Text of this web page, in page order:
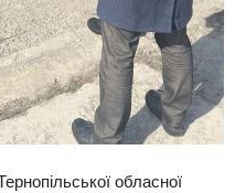
обласної